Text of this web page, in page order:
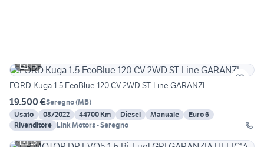
15
FORD Kuga 1.5 EcoBlue 120 CV 2WD ST-Line GARANZI
19.500 €Seregno(MB)
Usato
08/2022 44700 Km Diesel Manuale
Euro 6
Rivenditore Link Motors - Seregno
15